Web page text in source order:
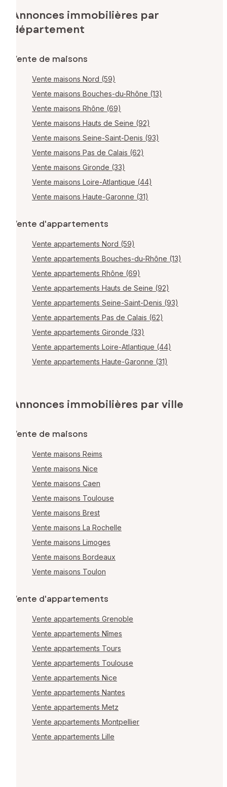
Annonces immobilières par
département
Vente de maisons
Vente maisons Nord (59)
Vente maisons Bouches-du-Rhône (13)
Vente maisons Rhône (69)
Vente maisons Hauts de Seine (92)
Vente maisons Seine-Saint-Denis (93)
Vente maisons Pas de Calais (62)
Vente maisons Gironde (33)
Vente maisons Loire-Atlantique (44)
Vente maisons Haute-Garonne (31)
Vente d'appartements
Vente appartements Nord (59)
Vente appartements Bouches-du-Rhône (13)
Vente appartements Rhône (69)
Vente appartements Hauts de Seine (92)
Vente appartements Seine-Saint-Denis (93)
Vente appartements Pas de Calais (62)
Vente appartements Gironde (33)
Vente appartements Loire-Atlantique (44)
Vente appartements Haute-Garonne (31)
Annonces immobilières par ville
Vente de maisons
Vente maisons Reims
Vente maisons Nice
Vente maisons Caen
Vente maisons Toulouse
Vente maisons Brest
Vente maisons La Rochelle
Vente maisons Limoges
Vente maisons Bordeaux
Vente maisons Toulon
Vente d'appartements
Vente appartements Grenoble
Vente appartements Nîmes
Vente appartements Tours
Vente appartements Toulouse
Vente appartements Nice
Vente appartements Nantes
Vente appartements Metz
Vente appartements Montpellier
Vente appartements Lille